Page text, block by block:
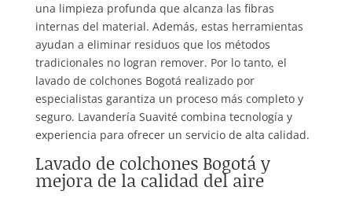
una limpieza profunda que alcanza las fibras
internas del material. Además, estas herramientas
ayudan a eliminar residuos que los métodos
tradicionales no logran remover. Por lo tanto, el
lavado de colchones Bogotá realizado por
especialistas garantiza un proceso más completo y
seguro. Lavandería Suavité combina tecnología y
experiencia para ofrecer un servicio de alta calidad.
Lavado de colchones Bogotá y
mejora de la calidad del aire